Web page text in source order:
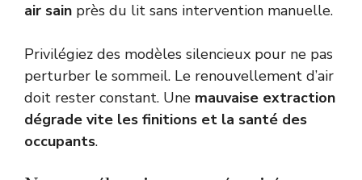
air sain près du lit sans intervention manuelle.
Privilégiez des modèles silencieux pour ne pas
perturber le sommeil. Le renouvellement d’air
doit rester constant. Une mauvaise extraction
dégrade vite les finitions et la santé des
occupants.